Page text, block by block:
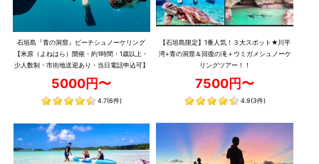
石垣島『青の洞窟』ビーチシュノーケリング
【米原（よねはら）開催・約1時間・1歳以上・
少人数制・市街地送迎あり・当日電話申込可】
5000円〜
4.7(6件)
【石垣島限定】1番人気！３大スポット★川平
湾+青の洞窟＆回復の滝＋ウミガメシュノーケ
リングツアー！！
7500円〜
4.9(3件)